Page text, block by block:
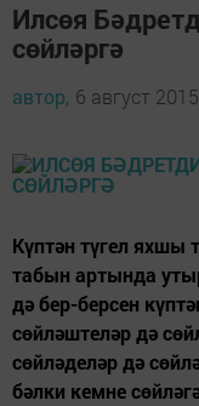
Илсөя
сөйләргә
автор, 6 август
Күптән түгел яхшы
табын артында
дә бер-берсен
сөйләштеләр дә
сөйләделәр дә
бәлки кемне